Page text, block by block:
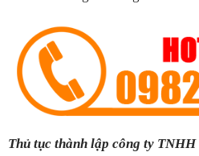
Thủ tục thành lập công ty